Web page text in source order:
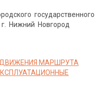
государственного
г. Нижний Новгород
МАРШРУТА